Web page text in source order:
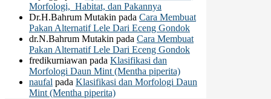
Morfologi, Habitat, dan Pakannya
Dr.H.Bahrum Mutakin pada Cara Membuat
Pakan Alternatif Lele Dari Eceng Gondok
dr.N.Bahrum Mutakin pada Cara Membuat
Pakan Alternatif Lele Dari Eceng Gondok
fredikurniawan pada Klasifikasi dan
Morfologi Daun Mint (Mentha piperita)
naufal pada Klasifikasi dan Morfologi Daun
Mint (Mentha piperita)